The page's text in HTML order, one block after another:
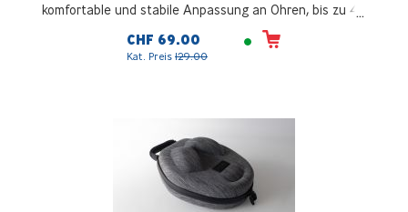
komfortable und stabile Anpassung an Ohren, bis zu 40
Stunden Akkulaufzeit, Bluetooth 5.2, IPX4, aptX mit
hervorragender Klangqualität und stabiler Verbindung,
Schwarz
CHF 69.00
Kat. Preis 129.00